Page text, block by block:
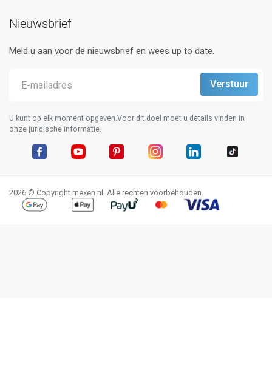
Nieuwsbrief
Meld u aan voor de nieuwsbrief en wees up to date.
U kunt op elk moment opgeven.Voor dit doel moet u details vinden in
onze juridische informatie.
2026 © Copyright mexen.nl. Alle rechten voorbehouden.